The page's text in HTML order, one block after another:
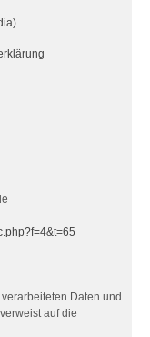
Daten und
auf die